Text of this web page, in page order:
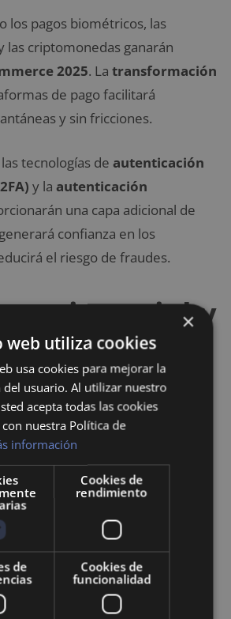
los pagos biométricos, las
las criptomonedas ganarán
2025. La transformación
de pago facilitará
y sin fricciones.
tecnologías de autenticación
y la autenticación
una capa adicional de
confianza en los
el riesgo de fraudes.
social y
de
una de las principales
electrónico
sociales como Instagram,
permitirán a las marcas vender
a través de
×
web utiliza cookies
usa cookies para mejorar la
del usuario. Al utilizar nuestro
acepta todas las cookies
nuestra Política de
información
Cookies de
rendimiento
de
Cookies de
funcionalidad